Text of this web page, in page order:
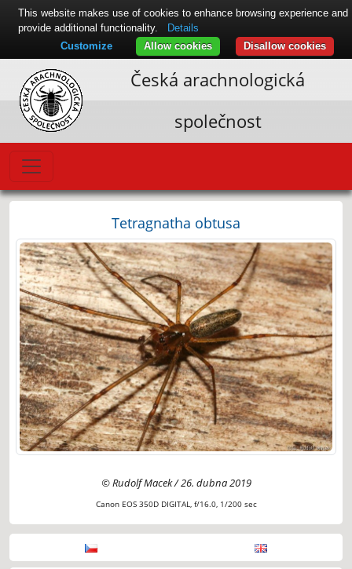
Česká arachnologická
společnost
Tetragnatha obtusa
© Rudolf Macek / 26. dubna 2019
Canon EOS 350D DIGITAL, f/16.0, 1/200 sec
This website makes use of cookies to enhance browsing experience and
provide additional functionality.
Details
Disallow cookies
Allow cookies
Customize